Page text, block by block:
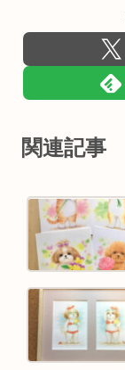
関連記事